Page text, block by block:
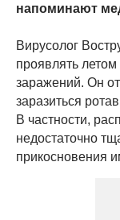
напоминают
Вирусолог
проявлять летом
заражений. Он
заразиться
В частности,
недостаточно
прикосновения